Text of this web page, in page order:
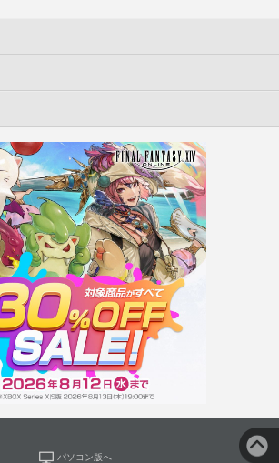
パソコン版へ